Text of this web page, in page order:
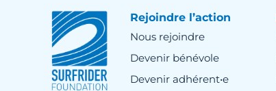
Rejoindre l’action
Nous rejoindre
Devenir bénévole
Devenir adhérent•e